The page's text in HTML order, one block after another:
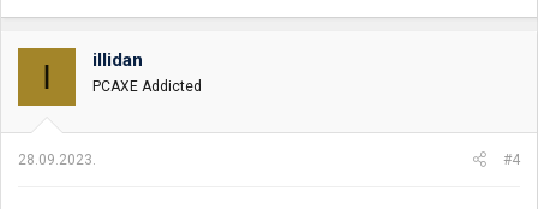
I illidan
PCAXE Addicted
28.09.2023. #4